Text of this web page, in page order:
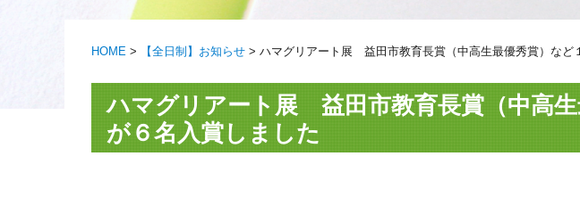
HOME > 【全日制】お知らせ > ハマグリアート展 益田市教育長賞（中高生最優秀賞）など
ハマグリアート展 益田市教育長賞（中高
が６名入賞しました